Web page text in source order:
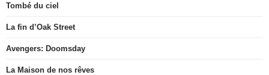
Tombé du ciel
La fin d’Oak Street
Avengers: Doomsday
La Maison de nos rêves